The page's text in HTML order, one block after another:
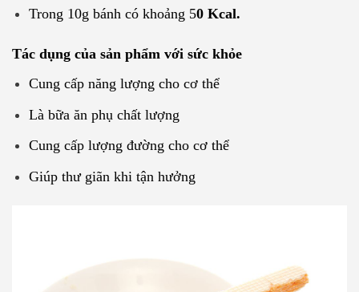
Trong 10g bánh có khoảng 50 Kcal.
Tác dụng của sản phẩm với sức khỏe
Cung cấp năng lượng cho cơ thể
Là bữa ăn phụ chất lượng
Cung cấp lượng đường cho cơ thể
Giúp thư giãn khi tận hưởng